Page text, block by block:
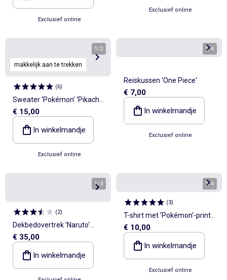
Exclusief online
Exclusief online
makkelijk aan te trekken
1 /2
(6)
Sweater 'Pokémon' 'Pikachu
& Mewtwo' - gemakkelijk aan
te trekken collectie
€ 15,00
In winkelmandje
Exclusief online
1/4
Reiskussen 'One Piece'
€ 7,00
In winkelmandje
Exclusief online
1/3
(2)
Dekbedovertrek 'Naruto'
240x220 cm met kussens
€ 35,00
In winkelmandje
1/4
(3)
T-shirt met 'Pokémon'-print
en korte mouwen
€ 10,00
In winkelmandje
Exclusief online